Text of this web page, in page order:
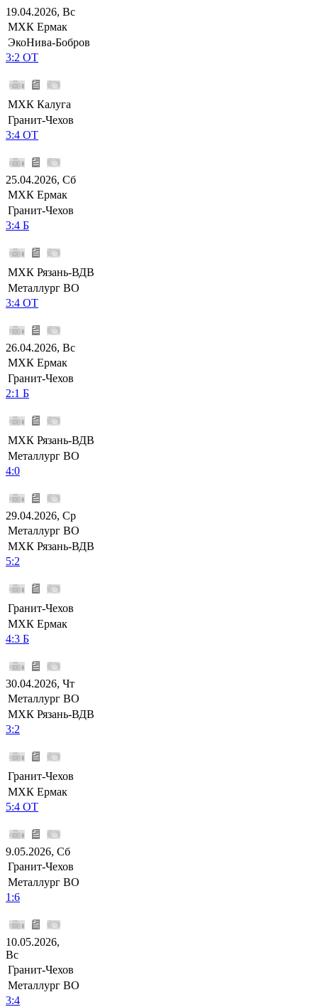
19.04.2026, Вс
МХК Ермак
ЭкоНива-Бобров
3:2 ОТ
МХК Калуга
Гранит-Чехов
3:4 ОТ
25.04.2026, Сб
МХК Ермак
Гранит-Чехов
3:4 Б
МХК Рязань-ВДВ
Металлург ВО
3:4 ОТ
26.04.2026, Вс
МХК Ермак
Гранит-Чехов
2:1 Б
МХК Рязань-ВДВ
Металлург ВО
4:0
29.04.2026, Ср
Металлург ВО
МХК Рязань-ВДВ
5:2
Гранит-Чехов
МХК Ермак
4:3 Б
30.04.2026, Чт
Металлург ВО
МХК Рязань-ВДВ
3:2
Гранит-Чехов
МХК Ермак
5:4 ОТ
9.05.2026, Сб
Гранит-Чехов
Металлург ВО
1:6
10.05.2026,
Вс
Гранит-Чехов
Металлург ВО
3:4